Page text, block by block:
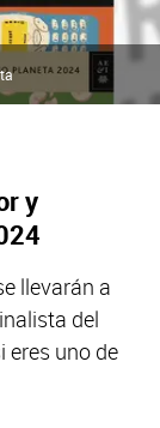
y
llevarán a
del
eres uno de